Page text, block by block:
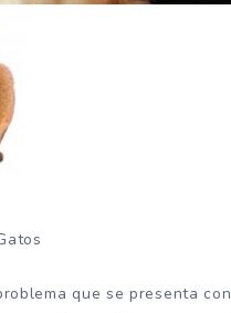
que se presenta con